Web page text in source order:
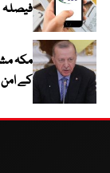
فیصلہ
مکہ
کے امن